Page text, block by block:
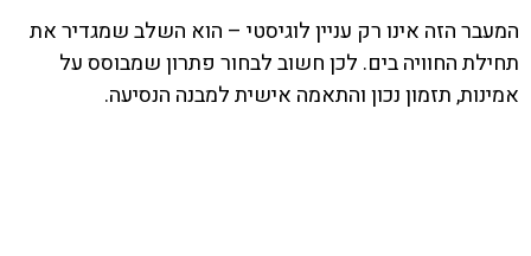
המעבר הזה אינו רק עניין לוגיסטי – הוא השלב שמגדיר את
תחילת החוויה בים. לכן חשוב לבחור פתרון שמבוסס על
אמינות, תזמון נכון והתאמה אישית למבנה הנסיעה.